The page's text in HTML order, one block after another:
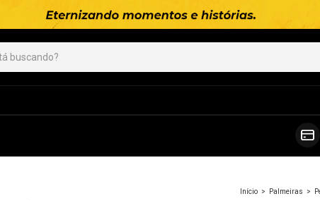
Início > Palmeiras >